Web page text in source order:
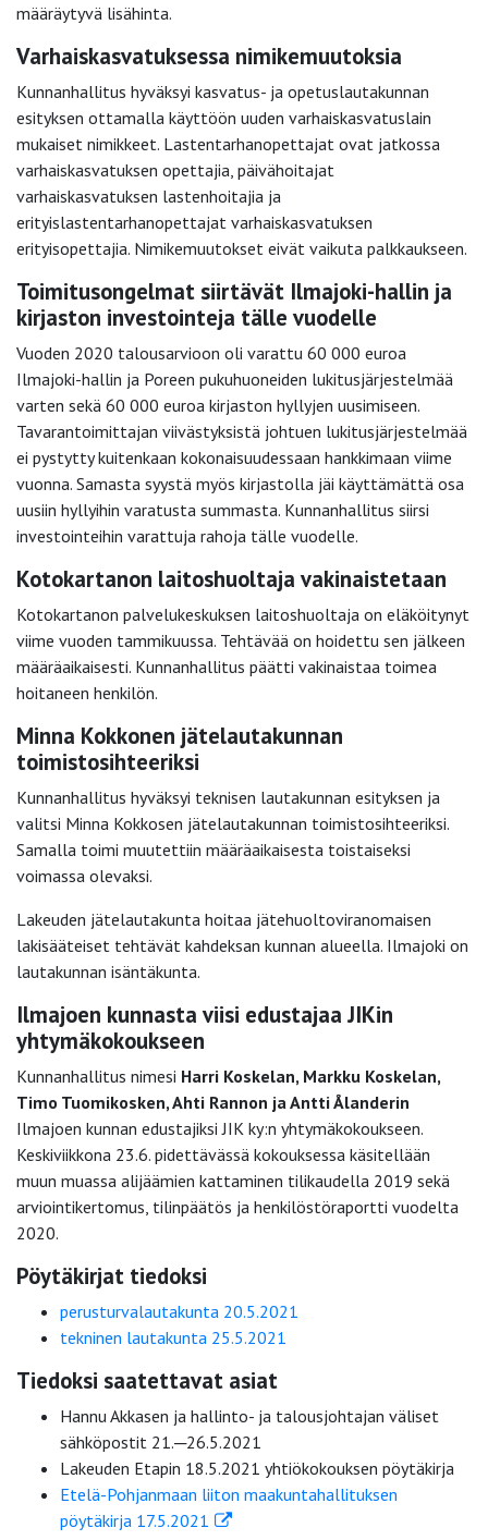
määräytyvä lisähinta.
Varhaiskasvatuksessa nimikemuutoksia
Kunnanhallitus hyväksyi kasvatus- ja opetuslautakunnan
esityksen ottamalla käyttöön uuden varhaiskasvatuslain
mukaiset nimikkeet. Lastentarhanopettajat ovat jatkossa
varhaiskasvatuksen opettajia, päivähoitajat
varhaiskasvatuksen lastenhoitajia ja
erityislastentarhanopettajat varhaiskasvatuksen
erityisopettajia. Nimikemuutokset eivät vaikuta palkkaukseen.
Toimitusongelmat siirtävät Ilmajoki-hallin ja
kirjaston investointeja tälle vuodelle
Vuoden 2020 talousarvioon oli varattu 60 000 euroa
Ilmajoki-hallin ja Poreen pukuhuoneiden lukitusjärjestelmää
varten sekä 60 000 euroa kirjaston hyllyjen uusimiseen.
Tavarantoimittajan viivästyksistä johtuen lukitusjärjestelmää
ei pystytty kuitenkaan kokonaisuudessaan hankkimaan viime
vuonna. Samasta syystä myös kirjastolla jäi käyttämättä osa
uusiin hyllyihin varatusta summasta. Kunnanhallitus siirsi
investointeihin varattuja rahoja tälle vuodelle.
Kotokartanon laitoshuoltaja vakinaistetaan
Kotokartanon palvelukeskuksen laitoshuoltaja on eläköitynyt
viime vuoden tammikuussa. Tehtävää on hoidettu sen jälkeen
määräaikaisesti. Kunnanhallitus päätti vakinaistaa toimea
hoitaneen henkilön.
Minna Kokkonen jätelautakunnan
toimistosihteeriksi
Kunnanhallitus hyväksyi teknisen lautakunnan esityksen ja
valitsi Minna Kokkosen jätelautakunnan toimistosihteeriksi.
Samalla toimi muutettiin määräaikaisesta toistaiseksi
voimassa olevaksi.
Lakeuden jätelautakunta hoitaa jätehuoltoviranomaisen
lakisääteiset tehtävät kahdeksan kunnan alueella. Ilmajoki on
lautakunnan isäntäkunta.
Ilmajoen kunnasta viisi edustajaa JIKin
yhtymäkokoukseen
Kunnanhallitus nimesi Harri Koskelan, Markku Koskelan,
Timo Tuomikosken, Ahti Rannon ja Antti Ålanderin
Ilmajoen kunnan edustajiksi JIK ky:n yhtymäkokoukseen.
Keskiviikkona 23.6. pidettävässä kokouksessa käsitellään
muun muassa alijäämien kattaminen tilikaudella 2019 sekä
arviointikertomus, tilinpäätös ja henkilöstöraportti vuodelta
2020.
Pöytäkirjat tiedoksi
perusturvalautakunta 20.5.2021
tekninen lautakunta 25.5.2021
Tiedoksi saatettavat asiat
Hannu Akkasen ja hallinto- ja talousjohtajan väliset
sähköpostit 21.─26.5.2021
Lakeuden Etapin 18.5.2021 yhtiökokouksen pöytäkirja
Etelä-Pohjanmaan liiton maakuntahallituksen
pöytäkirja 17.5.2021